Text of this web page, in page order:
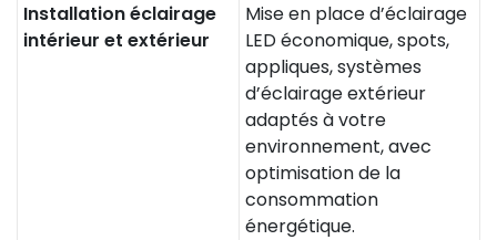
Installation éclairage
intérieur et extérieur
Mise en place d’éclairage
LED économique, spots,
appliques, systèmes
d’éclairage extérieur
adaptés à votre
environnement, avec
optimisation de la
consommation
énergétique.